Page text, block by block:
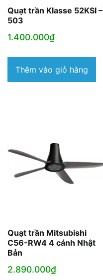
Quạt trần Klasse 52KSI –
503
1.400.000₫
Thêm vào giỏ hàng
Quạt trần Mitsubishi
C56-RW4 4 cánh Nhật
Bản
2.890.000₫